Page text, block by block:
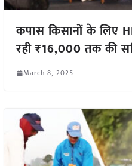
कपास किसानों के लिए
रही ₹16,000 तक की
March 8, 2025